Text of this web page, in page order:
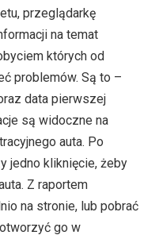
przeglądarkę
na temat
których od
problemów. Są to –
data pierwszej
są widoczne na
auta. Po
jedno kliknięcie, żeby
Z raportem
na stronie, lub pobrać
go w